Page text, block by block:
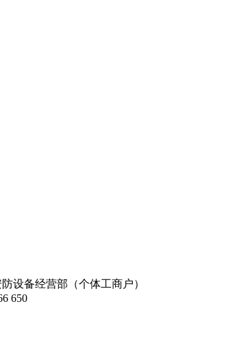
设备经营部（个体工商户）
650